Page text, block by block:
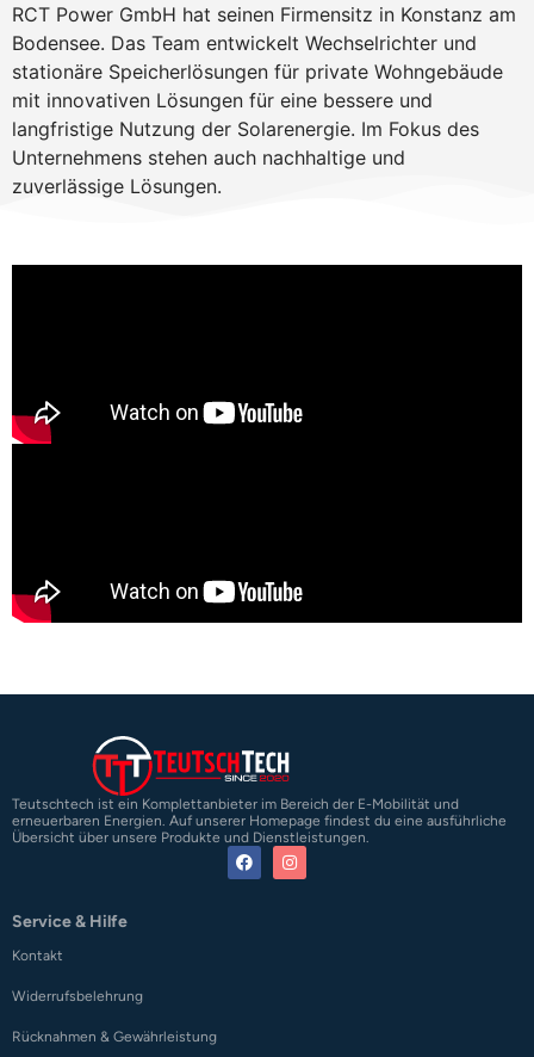
RCT Power GmbH hat seinen Firmensitz in Konstanz am
Bodensee. Das Team entwickelt Wechselrichter und
stationäre Speicherlösungen für private Wohngebäude
mit innovativen Lösungen für eine bessere und
langfristige Nutzung der Solarenergie. Im Fokus des
Unternehmens stehen auch nachhaltige und
zuverlässige Lösungen.
Teutschtech ist ein Komplettanbieter im Bereich der E-Mobilität und
erneuerbaren Energien. Auf unserer Homepage findest du eine ausführliche
Übersicht über unsere Produkte und Dienstleistungen.
Service & Hilfe
Kontakt
Widerrufsbelehrung
Rücknahmen & Gewährleistung